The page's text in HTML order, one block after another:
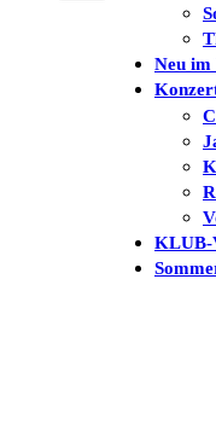
Neu
KLUB-